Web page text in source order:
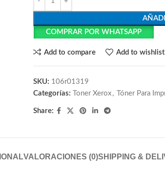
COMPRAR POR WHATSAPP
Add to compare Add to wishlist
SKU: 106r01319
Categorías:
Toner Xerox , Tóner Para
Share:
VALORACIONES (0)SHIPPING &